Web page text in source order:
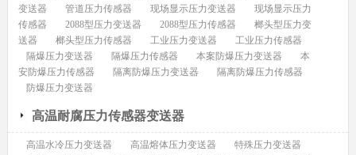
变送器
管道压力传感器 现场显示压力变送器
现场显示压力
传感器
2088型压力变送器 2088型压力传感器
榔头型压力变
送器
榔头型压力传感器 工业压力变送器
工业压力传感器
隔爆压力变送器
隔爆压力传感器 本案防爆压力变送器
本
安防爆压力传感器
隔离防爆压力变送器
隔离防爆压力传感器
防爆压力变送器
高温耐腐压力传感器变送器
高温水冷压力变送器 高温熔体压力变送器
特殊压力变送器